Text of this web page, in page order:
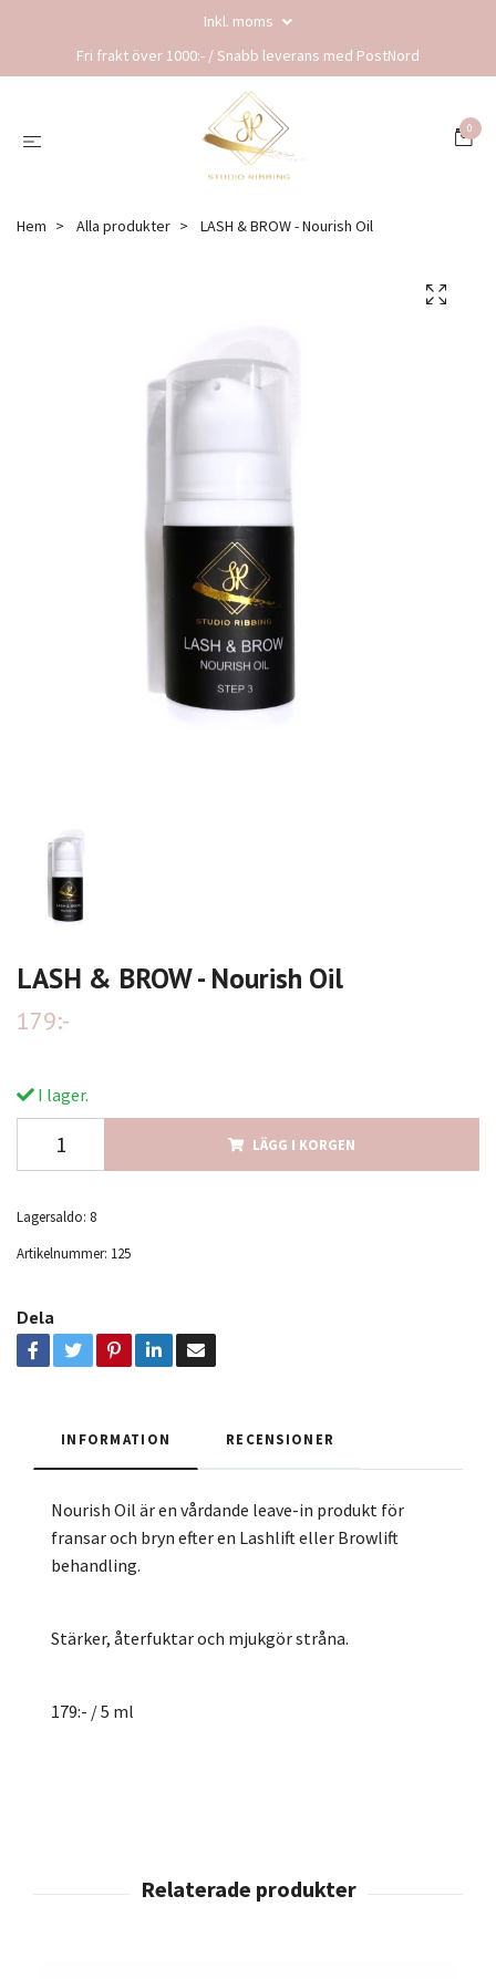
Inkl. moms
Fri frakt över 1000:- / Snabb leverans med PostNord
0
Hem Alla produkter LASH & BROW - Nourish Oil
LASH & BROW - Nourish Oil
179:-
I lager.
LÄGG I KORGEN
Lagersaldo: 8
Artikelnummer: 125
Dela
INFORMATION RECENSIONER
Nourish Oil är en vårdande leave-in produkt för
fransar och bryn efter en Lashlift eller Browlift
behandling.
Stärker, återfuktar och mjukgör stråna.
179:- / 5 ml